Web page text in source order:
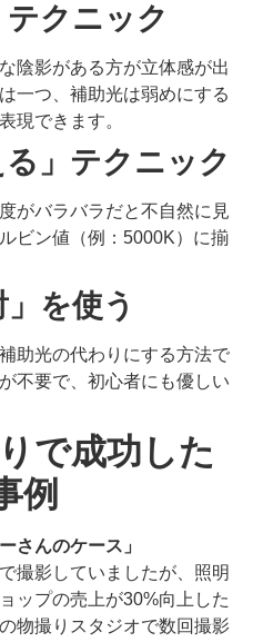
クニック
陰影がある方が立体感が出
一つ、補助光は弱めにする
現できます。
」テクニック
がバラバラだと不自然に見
ビン値（例：5000K）に揃
を使う
助光の代わりにする方法で
不要で、初心者にも優しい
で成功した
例
さんのケース」
撮影していましたが、照明
ップの売上が30%向上した
物撮りスタジオで数回撮影